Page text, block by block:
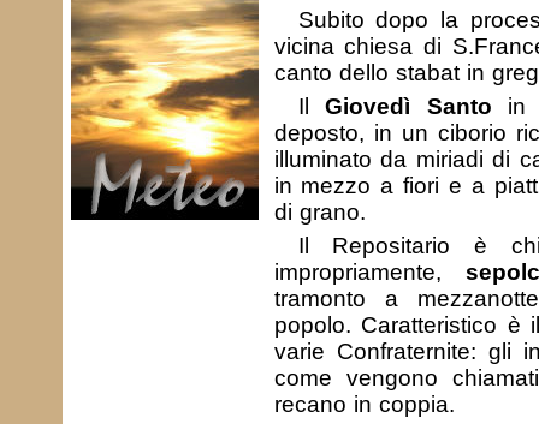
Subito dopo la
vicina chiesa di
canto dello stabat in
Il Giovedì Santo in
deposto, in un ciborio
illuminato da miriadi di
in mezzo a fiori e a
di grano.
Il Repositario è
impropriamente,
tramonto a
popolo. Caratteristico è
varie Confraternite: gli
come vengono
recano in coppia.